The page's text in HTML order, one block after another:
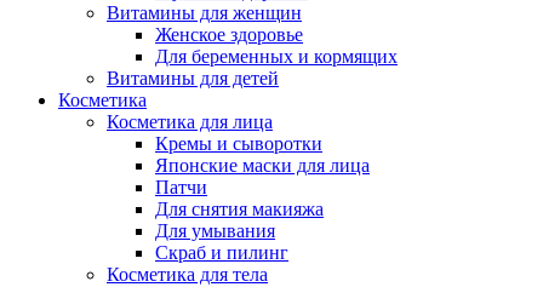
Витамины для женщин
Женское здоровье
Для беременных и кормящих
Витамины для детей
Косметика
Косметика для лица
Кремы и сыворотки
Японские маски для лица
Патчи
Для снятия макияжа
Для умывания
Скраб и пилинг
Косметика для тела